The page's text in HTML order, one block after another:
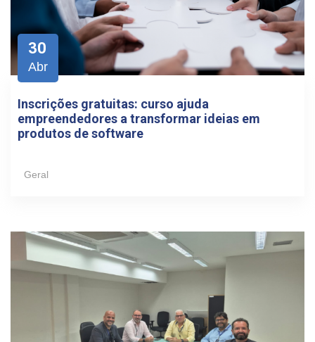
30
Abr
Inscrições gratuitas: curso ajuda
empreendedores a transformar ideias em
produtos de software
Geral